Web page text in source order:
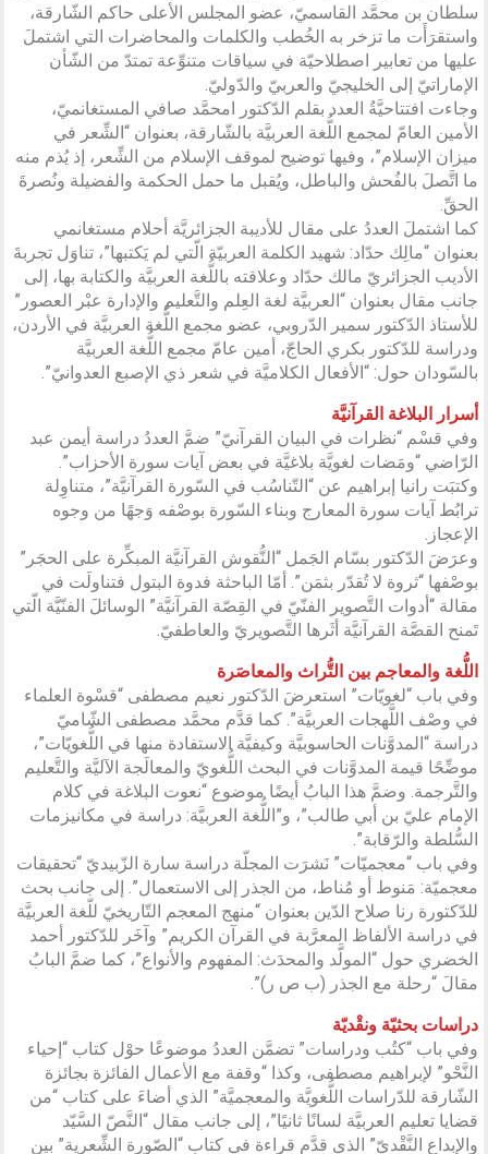
سلطان بن محمَّد القاسميّ، عضو المجلس الأعلى حاكم الشّارقة،
واستقرَأَت ما تزخر به الخُطب والكلمات والمحاضرات التي اشتملَ
عليها من تعابير اصطلاحيّة في سياقات متنوِّعة تمتدّ من الشّأن
الإماراتيّ إلى الخليجيّ والعربيّ والدّوليّ.
وجاءت افتتاحيَّةُ العدد بقلم الدّكتور امحمَّد صافي المستغانميّ،
الأمين العامّ لمجمع اللُّغة العربيَّة بالشّارقة، بعنوان “الشِّعر في
ميزان الإسلام”، وفيها توضيح لموقف الإسلام من الشِّعر، إذ يُذم منه
ما اتَّصلَ بالفُحش والباطل، ويُقبل ما حمل الحكمة والفضيلة ونُصرةَ
الحقِّ.
كما اشتملَ العددُ على مقال للأديبة الجزائريَّة أحلام مستغانمي
بعنوان “مالِك حدّاد: شهيد الكلمة العربيّة الّتي لم يَكتبها”، تناوَل تجربةَ
الأديب الجزائريّ مالك حدّاد وعلاقته باللُّغة العربيَّة والكتابة بها، إلى
جانب مقال بعنوان “العربيَّة لغة العِلم والتَّعليم والإدارة عبْر العصور”
للأستاذ الدّكتور سمير الدّروبي، عضو مجمع اللُّغة العربيَّة في الأردن،
ودراسة للدّكتور بكري الحاجّ، أمين عامّ مجمع اللُّغة العربيَّة
بالسّودان حول: “الأفعال الكلاميَّة في شعر ذي الإصبع العدوانيّ”.
أسرار البلاغة القرآنيَّة
وفي قسْم “نظرات في البيان القرآنيّ” ضمَّ العددُ دراسة أيمن عبد
الرّاضي “ومَضات لغويَّة بلاغيَّة في بعض آيات سورة الأحزاب”.
وكتبَت رانيا إبراهيم عن “التّناسُب في السّورة القرآنيَّة”، متناوِلة
ترابُط آيات سورة المعارج وبناء السّورة بوصْفه وَجهًا من وجوه
الإعجاز.
وعرَضَ الدّكتور بسّام الجَمل “النُّقوش القرآنيَّة المبكِّرة على الحجَر”
بوصْفها “ثروة لا تُقدّر بثمَن”. أمّا الباحثة فدوة البتول فتناولَت في
مقالة “أدوات التَّصوير الفنّيّ في القِصّة القرآنيَّة” الوسائلَ الفنّيَّة الّتي
تَمنح القصَّة القرآنيَّة أثَرها التَّصويريّ والعاطفيّ.
اللُّغة والمعاجم بين التُّراث والمعاصَرة
وفي باب “لغويّات” استعرضَ الدّكتور نعيم مصطفى “قسْوة العلماء
في وصْف اللَّهجات العربيَّة”. كما قدَّم محمَّد مصطفى الشّاميّ
دراسة “المدوَّنات الحاسوبيَّة وكيفيَّة الاستفادة منها في اللُّغويّات”،
موضِّحًا قيمة المدوَّنات في البحث اللُّغويّ والمعالَجة الآليَّة والتَّعليم
والتَّرجمة. وضمَّ هذا البابُ أيضًا موضوع “نعوت البلاغة في كلام
الإمام عليّ بن أبي طالب”، و”اللُّغة العربيَّة: دراسة في مكانيزمات
السُّلطة والرّقابة”.
وفي باب “معجميّات” نَشرَت المجلّة دراسة سارة الزّبيديّ “تحقيقات
معجميّة: مَنوط أو مُناط، من الجذر إلى الاستعمال”. إلى جانب بحث
للدّكتورة رنا صلاح الدّين بعنوان “منهج المعجم التّاريخيّ للّغة العربيَّة
في دراسة الألفاظ المعرَّبة في القرآن الكريم” وآخَر للدّكتور أحمد
الخضري حول “المولَّد والمحدَث: المفهوم والأنواع”، كما ضمَّ البابُ
مقالَ “رحلة مع الجذر (ب ص ر)”.
دراسات بحثيّة ونقْديّة
وفي باب “كتُب ودراسات” تضمَّن العددُ موضوعًا حوْل كتاب “إحياء
النَّحْو” لإبراهيم مصطفى، وكذا “وقفة مع الأعمال الفائزة بجائزة
الشّارقة للدّراسات اللُّغويَّة والمعجميَّة” الذي أضاءَ على كتاب “من
قضايا تعليم العربيَّة لسانًا ثانيًا”، إلى جانب مقال “النَّصّ السَّيّد
والإبداع النَّقْديّ” الذي قدَّم قراءة في كتاب “الصّورة الشِّعرية” بين